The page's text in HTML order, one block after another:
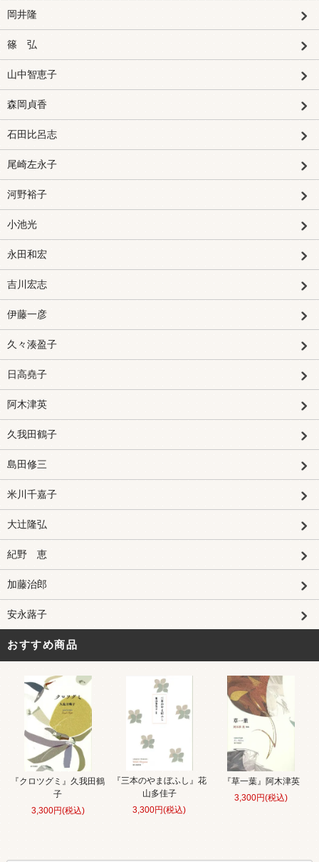
岡井隆
篠 弘
山中智恵子
森岡貞香
石田比呂志
尾崎左永子
河野裕子
小池光
永田和宏
吉川宏志
伊藤一彦
久々湊盈子
日高堯子
阿木津英
久我田鶴子
島田修三
米川千嘉子
大辻隆弘
紀野 恵
加藤治郎
安永蕗子
おすすめ商品
『クロツグミ』久我田鶴
子
3,300円(税込)
『三本のやまぼふし』花
山多佳子
3,300円(税込)
『草一葉』阿木津英
3,300円(税込)